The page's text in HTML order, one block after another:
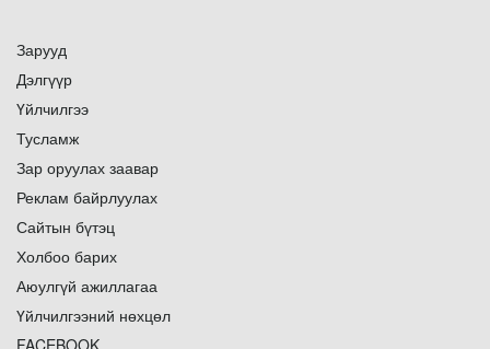
Зарууд
Дэлгүүр
Үйлчилгээ
Тусламж
Зар оруулах заавар
Реклам байрлуулах
Сайтын бүтэц
Холбоо барих
Аюулгүй ажиллагаа
Үйлчилгээний нөхцөл
FACEBOOK